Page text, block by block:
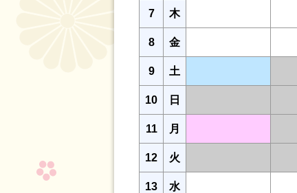
7 木
8 金
9 土
10 日
11 月
12 火
13 水